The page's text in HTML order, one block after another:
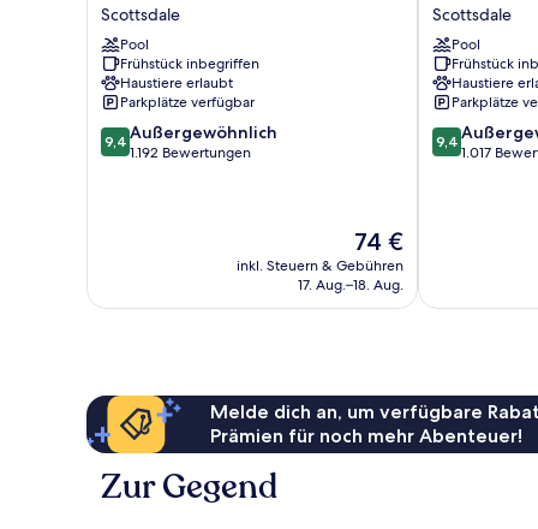
North
Scottsdale
Scottsdale
Scottsdale
Pool
Frühstück inbegriffen
Haustiere erlaubt
Parkplätze verfügbar
9.4
von
9,4 Außergewöhnlich
1.192 Bewertungen
Der
Preis
beträgt
74 €
inkl. Steuern & Gebühren
17. Aug.–18. Aug.
North
Scottsdale
Scottsdale
Scottsdale
Pool
Frühstück
Haustiere
Parkplätze
9.4
von
9,4
1.017
Melde dich an, um verfügbare
Prämien für noch mehr Abenteuer!
Zur Gegend